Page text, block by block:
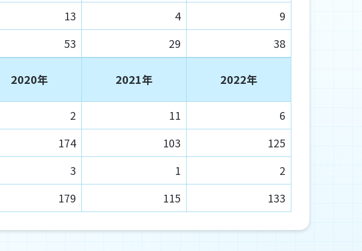
13 4
9
53 29
38
2020年 2021年 2022年
2 11
6
174 103
125
3 1
2
179 115 133